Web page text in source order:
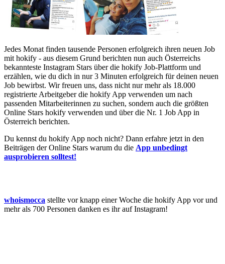
Jedes Monat finden tausende Personen erfolgreich ihren neuen Job
mit hokify - aus diesem Grund berichten nun auch Österreichs
bekannteste Instagram Stars über die hokify Job-Plattform und
erzählen, wie du dich in nur 3 Minuten erfolgreich für deinen neuen
Job bewirbst. Wir freuen uns, dass nicht nur mehr als 18.000
registrierte Arbeitgeber die hokify App verwenden um nach
passenden Mitarbeiterinnen zu suchen, sondern auch die größten
Online Stars hokify verwenden und über die Nr. 1 Job App in
Österreich berichten.
Du kennst du hokify App noch nicht? Dann erfahre jetzt in den
Beiträgen der Online Stars warum du die App unbedingt
ausprobieren solltest!
whoismocca stellte vor knapp einer Woche die hokify App vor und
mehr als 700 Personen danken es ihr auf Instagram!